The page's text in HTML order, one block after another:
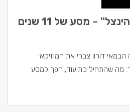
דורון צברי "סיכוי להינצל" – מסע של 11 שנים
דורון צברי את המוזיקאי
מה שהתחיל כתיעוד, הפך למסע